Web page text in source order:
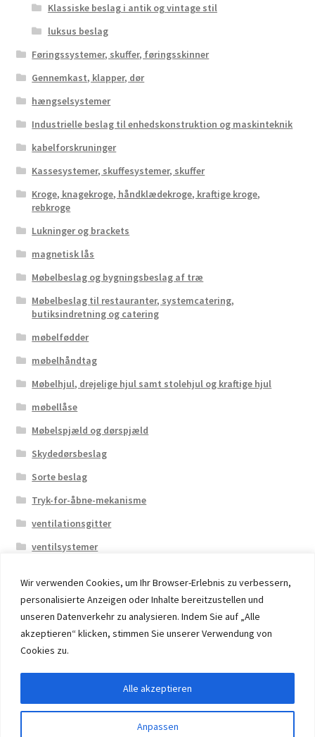
Wir verwenden Cookies, um Ihr Browser-Erlebnis zu verbessern,
personalisierte Anzeigen oder Inhalte bereitzustellen und
unseren Datenverkehr zu analysieren. Indem Sie auf „Alle
akzeptieren“ klicken, stimmen Sie unserer Verwendung von
Cookies zu.
Anpassen
Alle akzeptieren
Klassiske beslag i antik og vintage stil
luksus beslag
Føringssystemer, skuffer, føringsskinner
Gennemkast, klapper, dør
hængselsystemer
Industrielle beslag til enhedskonstruktion og maskinteknik
kabelforskruninger
Kassesystemer, skuffesystemer, skuffer
Kroge, knagekroge, håndklædekroge, kraftige kroge,
rebkroge
Lukninger og brackets
magnetisk lås
Møbelbeslag og bygningsbeslag af træ
Møbelbeslag til restauranter, systemcatering,
butiksindretning og catering
møbelfødder
møbelhåndtag
Møbelhjul, drejelige hjul samt stolehjul og kraftige hjul
møbellåse
Møbelspjæld og dørspjæld
Skydedørsbeslag
Sorte beslag
Tryk-for-åbne-mekanisme
ventilationsgitter
ventilsystemer
© 2026 Eruon Trade UG, Germany, member of the ERUON